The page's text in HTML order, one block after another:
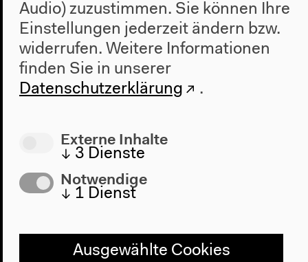
Programm
Das Neue Alphabet
Das Anthropozän am HKW
Über uns
Architektur
Geschichte
Audio) zuzustimmen. Sie können Ihre
Einstellungen jederzeit ändern bzw.
widerrufen. Weitere Informationen
finden Sie in unserer
Datenschutzerklärung
.
Externe Inhalte
↓ 3 Dienste
Notwendige
↓ 1 Dienst
Ausgewählte Cookies